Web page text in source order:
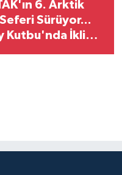
6. Arktik
Sürüyor...
Kutbu'nda İklim